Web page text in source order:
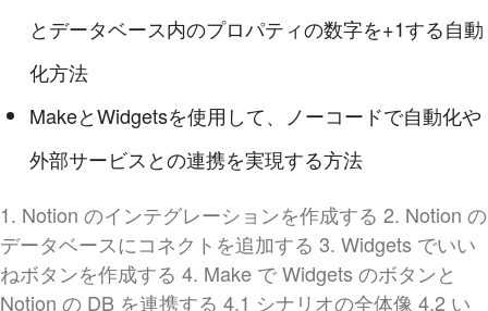
とデータベース内のプロパティの数字を+1する自動
化方法
MakeとWidgetsを使用して、ノーコードで自動化や
外部サービスとの連携を実現する方法
1. Notion のインテグレーションを作成する 2. Notion の
データベースにコネクトを追加する 3. Widgets でいい
ねボタンを作成する 4. Make で Widgets のボタンと
Notion の DB を連携する 4.1 シナリオの全体像 4.2 い